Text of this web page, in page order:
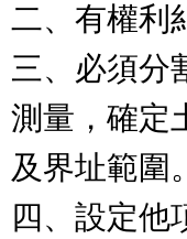
二、有權利
三、必須分
測量，確定
及界址範圍。
四、設定他